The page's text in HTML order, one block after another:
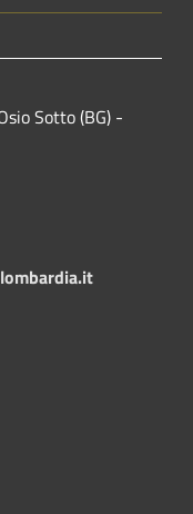
Sotto (BG) -